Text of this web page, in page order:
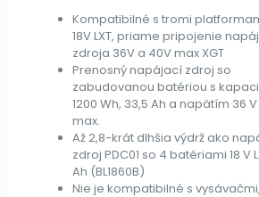
Kompatibilné s tromi
18V LXT, priame pripojenie
zdroja 36V a 40V max XGT
Prenosný napájací zdroj so
zabudovanou batériou s
1200 Wh, 33,5 Ah a napätím 36
max.
Až 2,8-krát dlhšia výdrž ako
zdroj PDC01 so 4 batériami 18 V
Ah (BL1860B)
Nie je kompatibilné s vysávačmi,